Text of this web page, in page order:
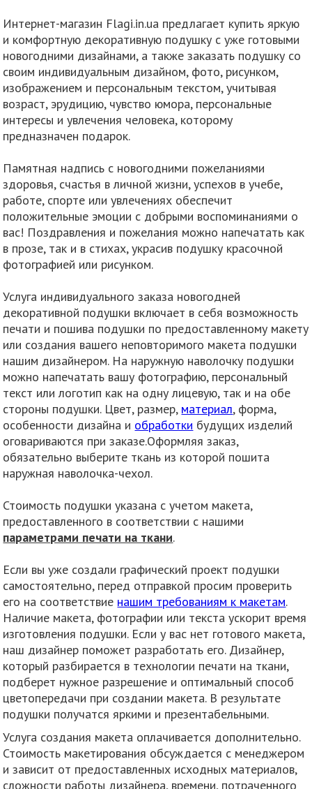
Интернет-магазин Flagi.in.ua предлагает купить яркую
и комфортную декоративную подушку с уже готовыми
новогодними дизайнами, а также заказать подушку со
своим индивидуальным дизайном, фото, рисунком,
изображением и персональным текстом, учитывая
возраст, эрудицию, чувство юмора, персональные
интересы и увлечения человека, которому
предназначен подарок.
Памятная надпись с новогодними пожеланиями
здоровья, счастья в личной жизни, успехов в учебе,
работе, спорте или увлечениях обеспечит
положительные эмоции с добрыми воспоминаниями о
вас! Поздравления и пожелания можно напечатать как
в прозе, так и в стихах, украсив подушку красочной
фотографией или рисунком.
Услуга индивидуального заказа новогодней
декоративной подушки включает в себя возможность
печати и пошива подушки по предоставленному макету
или создания вашего неповторимого макета подушки
нашим дизайнером. На наружную наволочку подушки
можно напечатать вашу фотографию, персональный
текст или логотип как на одну лицевую, так и на обе
стороны подушки. Цвет, размер, материал, форма,
особенности дизайна и обработки будущих изделий
оговариваются при заказе.Оформляя заказ,
обязательно выберите ткань из которой пошита
наружная наволочка-чехол.
Стоимость подушки указана с учетом макета,
предоставленного в соответствии с нашими
параметрами печати на ткани.
Если вы уже создали графический проект подушки
самостоятельно, перед отправкой просим проверить
его на соответствие нашим требованиям к макетам.
Наличие макета, фотографии или текста ускорит время
изготовления подушки. Если у вас нет готового макета,
наш дизайнер поможет разработать его. Дизайнер,
который разбирается в технологии печати на ткани,
подберет нужное разрешение и оптимальный способ
цветопередачи при создании макета. В результате
подушки получатся яркими и презентабельными.
Услуга создания макета оплачивается дополнительно.
Стоимость макетирования обсуждается с менеджером
и зависит от предоставленных исходных материалов,
сложности работы дизайнера, времени, потраченного